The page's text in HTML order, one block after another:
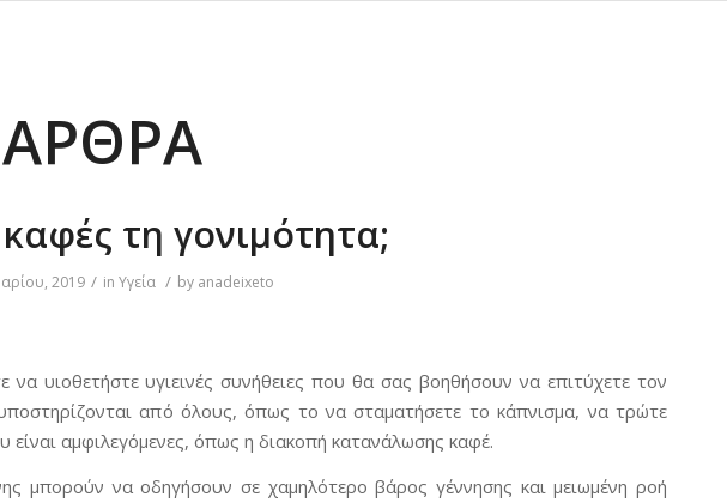
ΆΡΘΡΑ
τη γονιμότητα;
2019 / in Υγεία / by anadeixeto
να υιοθετήστε υγιεινές συνήθειες που θα σας βοηθήσουν να επιτύχετε τον
από όλους, όπως το να σταματήσετε το κάπνισμα, να τρώτε
είναι αμφιλεγόμενες, όπως η διακοπή κατανάλωσης καφέ.
μπορούν να οδηγήσουν σε χαμηλότερο βάρος γέννησης και μειωμένη ροή